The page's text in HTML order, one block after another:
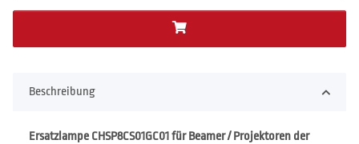
Beschreibung
Ersatzlampe CHSP8CS01GC01 für Beamer / Projektoren der